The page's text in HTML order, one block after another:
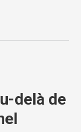
delà de